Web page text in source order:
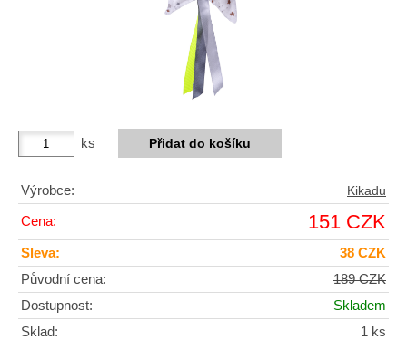
ks
Výrobce: Kikadu
Cena: 151 CZK
Sleva:
38 CZK
Původní cena:
189 CZK
Dostupnost:
Skladem
Sklad:
1 ks